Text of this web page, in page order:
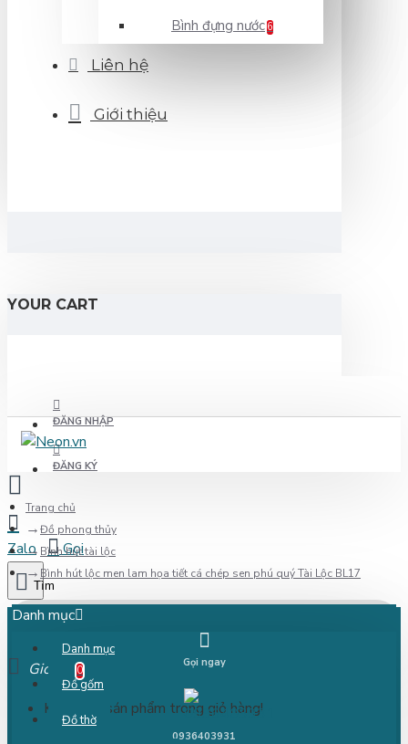
Bình đựng nước 6
Liên hệ
Giới thiệu
YOUR CART
ĐĂNG NHẬP
ĐĂNG KÝ
Danh mục
Danh mục
Đồ gốm
Đồ thờ
Giỏ 0
Không có sản phẩm trong giỏ hàng!
Trang chủ
Đồ phong thủy
Bình hút tài lộc
Bình hút lộc men lam họa tiết cá chép sen phú quý Tài Lộc BL17
Gọi ngay
0936403931